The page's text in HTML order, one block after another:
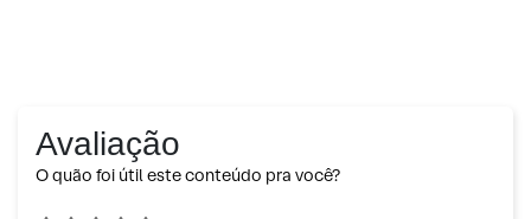
Avaliação
O quão foi útil este conteúdo pra você?